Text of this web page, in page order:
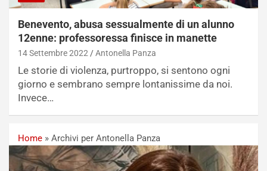
Benevento, abusa sessualmente di un alunno
12enne: professoressa finisce in manette
14 Settembre 2022 Antonella Panza
Le storie di violenza, purtroppo, si sentono ogni
giorno e sembrano sempre lontanissime da noi.
Invece…
Home » Archivi per Antonella Panza